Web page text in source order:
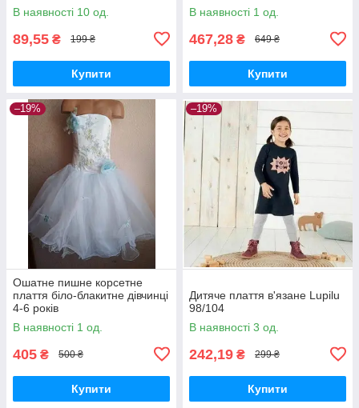
В наявності 10 од.
89,55 ₴ 199 ₴
Купити
В наявності 1 од.
467,28 ₴ 649 ₴
Купити
–19%
Ошатне пишне корсетне
плаття біло-блакитне дівчинці
4-6 років
В наявності 1 од.
405 ₴ 500 ₴
Купити
–19%
Дитяче плаття в'язане Lupilu
98/104
В наявності 3 од.
242,19 ₴ 299 ₴
Купити